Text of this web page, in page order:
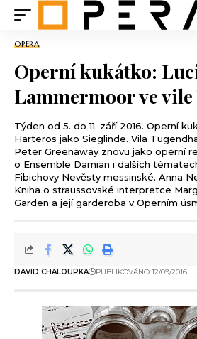
OPERA
Operní kukátko:
Lammermoor ve
Týden od 5. do 11. září 2016. Operní
Harteros jako Sieglinde. Vila
Peter Greenaway znovu jako operní
o Ensemble Damian i dalších
Fibichovy Nevěsty messinské. Anna
Kniha o straussovské interpretce
Garden a její garderoba v Operním
DAVID CHALOUPKA PUBLIKOVÁNO 12/09/2016